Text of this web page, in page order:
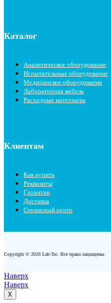
Каталог
Аналитическое оборудование
Испытательные оборудование
Медицинское оборудование
Лабораторная мебель
Расходные материалы
Клиентам
Как купить
Реквизиты
Гарантии
Доставка
Сервисный центр
Copyright © 2026 Lab-Tec. Все права защищены.
Наверх
Наверх
X